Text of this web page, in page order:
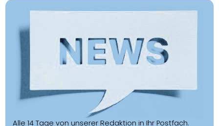
Alle 14 Tage von unserer Redaktion in Ihr Postfach.